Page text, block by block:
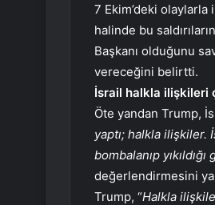
7 Ekim’deki olaylarla
halinde bu
Başkanı olduğunu
vereceğini belirtti.
İsrail halkla ilişkileri
Öte yandan Trump,
yaptı; halkla ilişkiler.
bombalanıp
değerlendirmesini
Trump, “Halkla